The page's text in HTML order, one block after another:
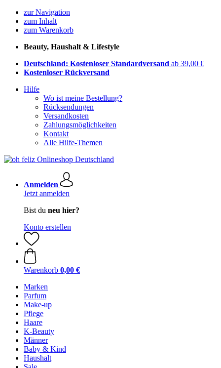
zur Navigation
zum Inhalt
zum Warenkorb
Beauty, Haushalt & Lifestyle
Deutschland: Kostenloser Standardversand ab 39,00 €
Kostenloser Rückversand
Hilfe
Wo ist meine Bestellung?
Rücksendungen
Versandkosten
Zahlungsmöglichkeiten
Kontakt
Alle Hilfe-Themen
Anmelden
Jetzt anmelden
Bist du neu hier?
Konto erstellen
Warenkorb 0,00 €
Marken
Parfum
Make-up
Pflege
Haare
K-Beauty
Männer
Baby & Kind
Haushalt